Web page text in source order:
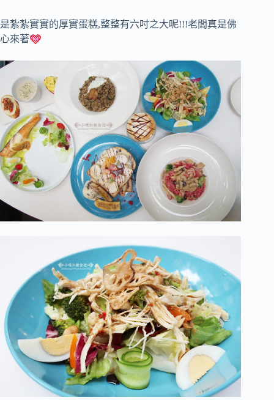
是紮紮實實的厚實蛋糕,整整有六吋之大呢!!!老闆真是佛
心來著